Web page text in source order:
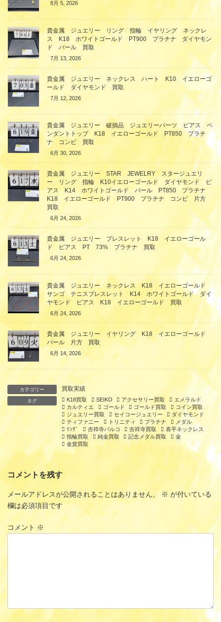
8月 5, 2026
貴金属 ジュエリー リング 指輪 イヤリング ネックレ
ス K18 ホワイトゴールド PT900 プラチナ ダイヤモン
ド パール 買取
7月 13, 2026
貴金属 ジュエリー ネックレス ハート K10 イエローゴ
ールド ダイヤモンド 買取
7月 12, 2026
貴金属 ジュエリー 破損品 ジュエリーパーツ ピアス ペ
ンダントトップ K18 イエローゴールド PT850 プラチ
ナ コンビ 買取
6月 30, 2026
貴金属 ジュエリー STAR JEWELRY スタージュエリ
ー リング 指輪 K10イエローゴールド ダイヤモンド ピ
アス K14 ホワイトゴールド パール PT850 プラチナ
K18 イエローゴールド PT900 プラチナ コンビ 片方
買取
6月 24, 2026
貴金属 ジュエリー ブレスレット K18 イエローゴール
ド ピアス PT 73% プラチナ 買取
6月 24, 2026
貴金属 ジュエリー ネックレス K18 イエローゴールド
サンゴ テニスブレスレット K14 ホワイトゴールド ダイ
ヤモンド ピアス K18 イエローゴールド 買取
6月 24, 2026
貴金属 ジュエリー イヤリング K18 イエローゴールド
パール 片方 買取
6月 14, 2026
カテゴリー 買取実績
タグ K18買取 SEIKO アクセサリー買取
エメラルド
カルティエ
ゴールド ゴールド買取
コイン買取
ジュエリー買取
セイコージュエリー
ダイヤモンド
ティファニー
トリニティ プラチナ
メダル
ﾘﾝｸﾞ
吉祥寺パルコ 吉祥寺買取
喜平ネックレス
指輪買取
純金買取 記念メダル買取
金
金貨買取
コメントを残す
メールアドレスが公開されることはありません。 ※ が付いている
欄は必須項目です
コメント ※